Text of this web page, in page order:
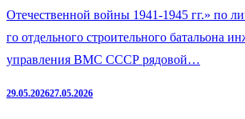
Отечественной войны 1941-1945 гг.» по
го отдельного строительного батальона
управления ВМС СССР рядовой…
29.05.202627.05.2026